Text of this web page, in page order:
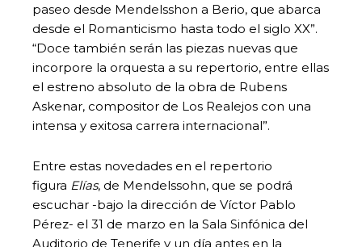
paseo desde Mendelsshon a Berio, que abarca
desde el Romanticismo hasta todo el siglo XX”.
“Doce también serán las piezas nuevas que
incorpore la orquesta a su repertorio, entre ellas
el estreno absoluto de la obra de Rubens
Askenar, compositor de Los Realejos con una
intensa y exitosa carrera internacional”.
Entre estas novedades en el repertorio
figura Elías, de Mendelssohn, que se podrá
escuchar -bajo la dirección de Víctor Pablo
Pérez- el 31 de marzo en la Sala Sinfónica del
Auditorio de Tenerife y un día antes en la